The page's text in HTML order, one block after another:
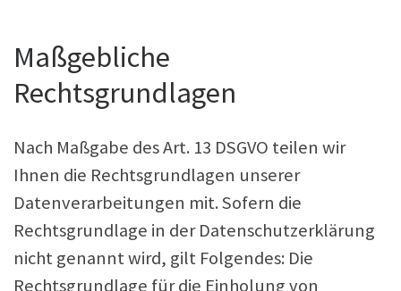
Maßgebliche
Rechtsgrundlagen
Nach Maßgabe des Art. 13 DSGVO teilen wir
Ihnen die Rechtsgrundlagen unserer
Datenverarbeitungen mit. Sofern die
Rechtsgrundlage in der Datenschutzerklärung
nicht genannt wird, gilt Folgendes: Die
Rechtsgrundlage für die Einholung von